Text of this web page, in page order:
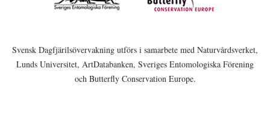
Svensk Dagfjärilsövervakning utförs i samarbete med Naturvårdsverket,
Lunds Universitet, ArtDatabanken, Sveriges Entomologiska Förening
och Butterfly Conservation Europe.